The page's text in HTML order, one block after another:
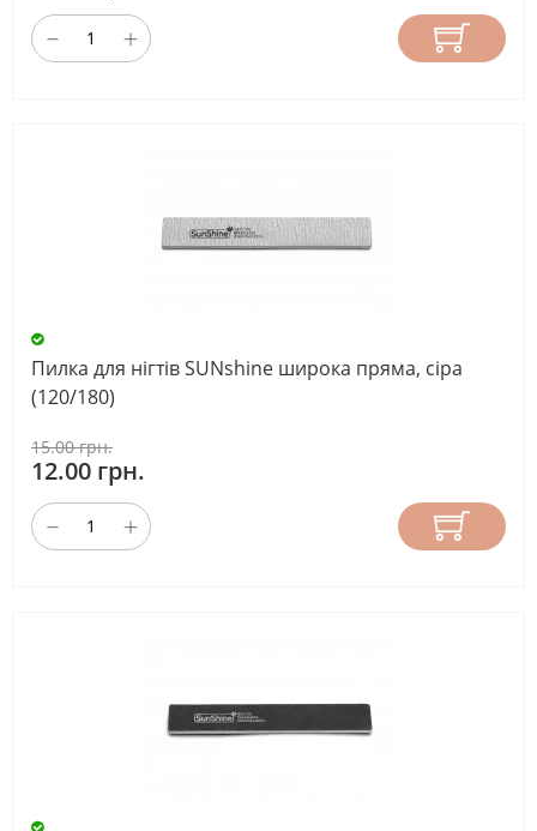
Пилка для нігтів SUNshine широка пряма, сіра
(120/180)
15.00 грн.
12.00 грн.